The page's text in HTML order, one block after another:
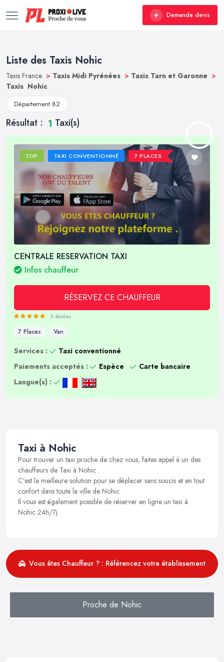
Demande devis
Liste des Taxis Nohic
Taxis France > Taxis Midi Pyrénées > Taxis Tarn et Garonne >
Taxis Nohic
Département 82
Résultat : 1 Taxi(s)
TOP TAXI CONVENTIONNÉ 7 PLACES
CENTRALE RESERVATION TAXI
Infos chauffeur
RÉSERVEZ CE CHAUFFEUR
5 étoiles
7 Places Van
Services :
Taxi conventionné
Paiements acceptés :
Espèce
Carte bancaire
Langue(s) :
Taxi à Nohic
Pour trouver un taxi proche de chez vous, faites appel à un des
chauffeurs de Taxi à Nohic .
C’est la meilleure solution pour se déplacer sans soucis et en tout
confort dans toute la ville de Nohic.
Il vous est également possible de réserver en ligne un taxi à
Nohic 24h/7j .
Vous êtes Chauffeur ? : Référencez votre établissement
Proche de Nohic